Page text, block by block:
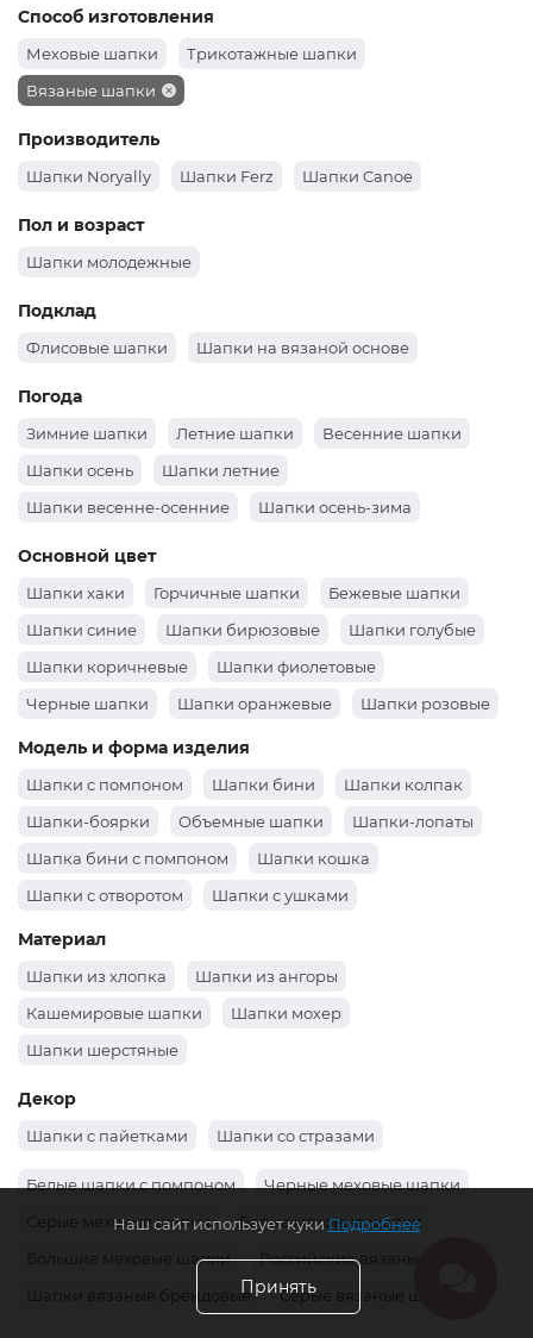
Способ изготовления
Меховые шапки
Трикотажные шапки
Вязаные шапки
Производитель
Шапки Noryally Шапки Ferz Шапки Canoe
Пол и возраст
Шапки молодежные
Подклад
Флисовые шапки Шапки на вязаной основе
Погода
Зимние шапки Летние шапки
Весенние шапки
Шапки осень
Шапки летние
Шапки весенне-осенние
Шапки осень-зима
Основной цвет
Шапки хаки Горчичные шапки
Бежевые шапки
Шапки синие
Шапки бирюзовые
Шапки голубые
Шапки коричневые
Шапки фиолетовые
Черные шапки
Шапки оранжевые
Шапки розовые
Шапки зеленые
Шапки бордовые
Шапки серые
Шапки желтые Красные шапки
Модель и форма изделия
Шапки с помпоном Шапки бини
Шапки колпак
Шапки-боярки
Объемные шапки
Шапки-лопаты
Шапка бини с помпоном
Шапки кошка
Шапки с отворотом
Шапки с ушками
Шапки докерки как носил Жак-Ив Кусто
Материал
Шапки из хлопка
Шапки из ангоры
Кашемировые шапки
Шапки мохер
Шапки шерстяные
Декор
Шапки с пайетками Шапки со стразами
Белые шапки с помпоном
Черные меховые шапки
Серые меховые шапки
Белые меховые шапки
Большие меховые шапки
Российские вязаные шапки
Шапки вязаные брендовые
Серые вязаные шапки
Наш сайт использует куки Подробнее
Принять